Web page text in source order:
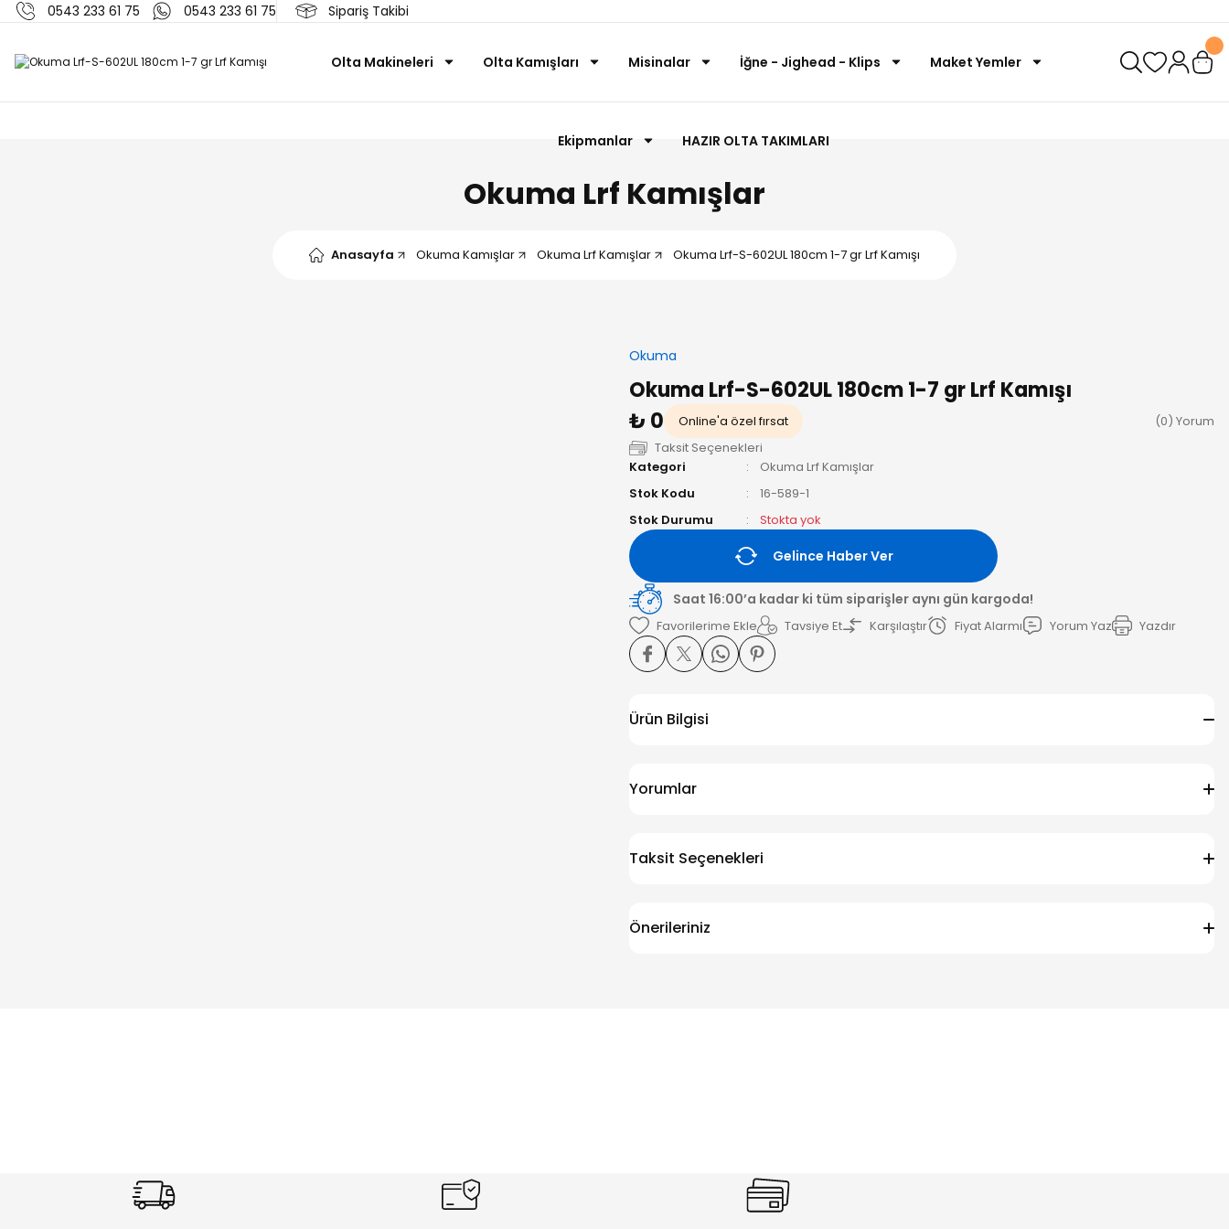
0543 233 61 75 0543 233 61 75 Sipariş Takibi
Olta Makineleri Olta Kamışları Misinalar İğne - Jighead - Klips Maket Yemler
Ekipmanlar HAZIR OLTA TAKIMLARI
Okuma Lrf Kamışlar
Anasayfa Okuma Kamışlar Okuma Lrf Kamışlar Okuma Lrf-S-602UL 180cm 1-7 gr Lrf Kamışı
Okuma
Okuma Lrf-S-602UL 180cm 1-7 gr Lrf Kamışı
₺ 0
Online'a özel fırsat
(0) Yorum
Taksit Seçenekleri
Kategori
Okuma Lrf Kamışlar
Stok Kodu
16-589-1
Stok Durumu
Stokta yok
Gelince Haber Ver
Saat 16:00’a kadar ki tüm siparişler aynı gün kargoda!
Tavsiye Et Karşılaştır Fiyat Alarmı Yorum Yaz Yazdır
Ürün Bilgisi
Yorumlar
Taksit Seçenekleri
Önerileriniz